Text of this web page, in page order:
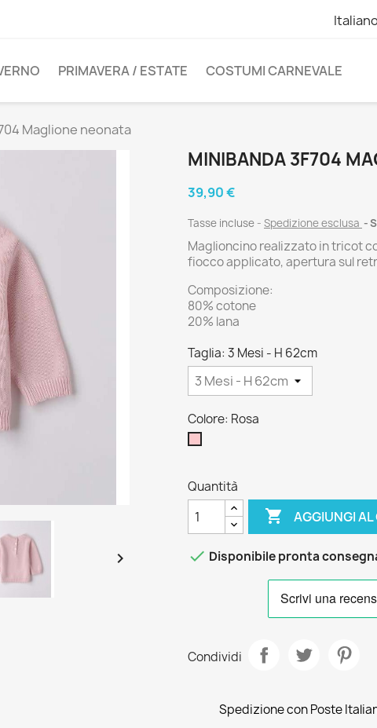
PRIMAVERA / ESTATE COSTUMI CARNEVALE
Maglione neonata

MINIBANDA 3F704
39,90 €
Tasse incluse Spedizione esclusa
Maglioncino realizzato in tricot
fiocco applicato, apertura sul
Composizione:
80% cotone
20% lana
Taglia: 3 Mesi - H 62cm
Colore: Rosa
Quantità
 AGGIUNGI
 Disponibile pronta
Condividi
Spedizione con Poste